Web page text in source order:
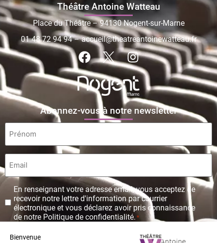
Théâtre Antoine Watteau
Place du Théâtre – 94130 Nogent-sur-Marne
01 48 72 94 94–accueil@theatreantoinewatteau.fr
Abonnez-vous à notre newsletter
Prénom
Email
Protection
des
données
personnelles
En renseignant votre adresse email, vous acceptez de
recevoir notre lettre d'information par courrier
électronique et vous déclarez avoir pris connaissance
de notre Politique de confidentialité. *